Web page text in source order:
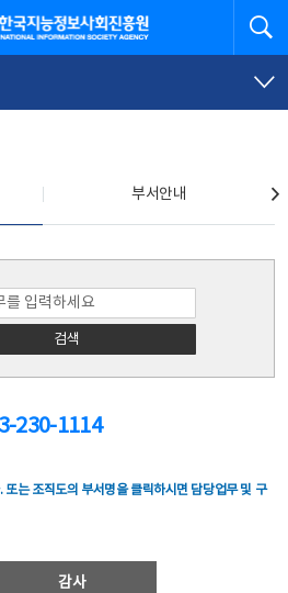
보사회진흥원
부서안내
검색
230-1114
또는 조직도의 부서명을 클릭하시면 담당업무 및 구
감사